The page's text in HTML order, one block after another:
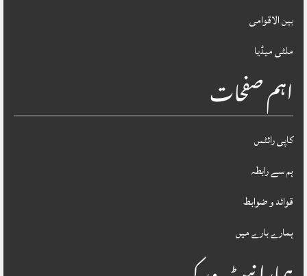
بین الاقوامی
ملٹی میڈیا
اہم صفحات
کاپی رائٹس
ہم سے رابطہ
قوائد و ضوابط
ہمارے بارے میں